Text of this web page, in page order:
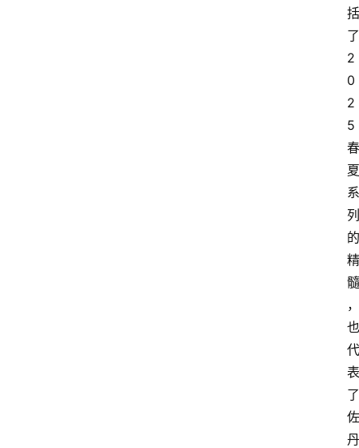
括
了
2
0
2
5
春
夏
系
列
的
精
髓
，
也
代
表
了
佐
丹